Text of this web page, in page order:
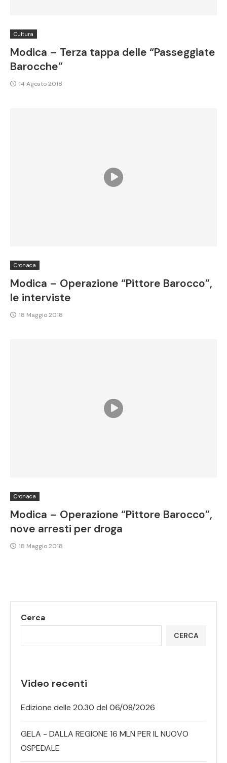
Cultura
Modica – Terza tappa delle “Passeggiate
Barocche”
14 Agosto 2018
Cronaca
Modica – Operazione “Pittore Barocco”,
le interviste
18 Maggio 2018
Cronaca
Modica – Operazione “Pittore Barocco”,
nove arresti per droga
18 Maggio 2018
Cerca
CERCA
Video recenti
Edizione delle 20.30 del 06/08/2026
GELA - DALLA REGIONE 16 MLN PER IL NUOVO
OSPEDALE